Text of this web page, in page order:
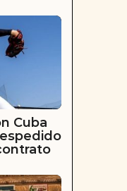
Cuba